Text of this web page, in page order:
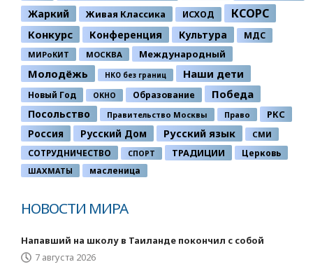
Жаркий Живая Классика ИСХОД КСОРС
Конкурс Конференция Культура МДС
МИРоКИТ МОСКВА Международный
Молодёжь НКО без границ Наши дети
Новый Год ОКНО Образование Победа
Посольство Правительство Москвы Право РКС
Россия Русский Дом Русский язык СМИ
СОТРУДНИЧЕСТВО СПОРТ ТРАДИЦИИ Церковь
ШАХМАТЫ масленица
НОВОСТИ МИРА
Напавший на школу в Таиланде покончил с собой
7 августа 2026